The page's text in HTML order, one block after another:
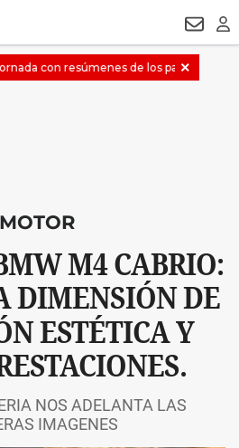
MOTOR
M4 CABRIO:
DIMENSIÓN DE
ESTÉTICA Y
NOS ADELANTA LAS
IMAGENES